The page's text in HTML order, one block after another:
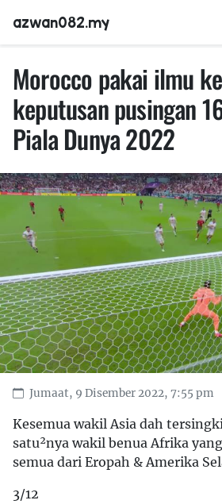
azwan082.my
Morocco pakai ilmu
keputusan pusingan
Piala Dunya 2022
Jumaat, 9 Disember 2022, 7:55 pm
Kesemua wakil Asia dah
satu²nya wakil benua Afrika
semua dari Eropah & Amerika
3/12